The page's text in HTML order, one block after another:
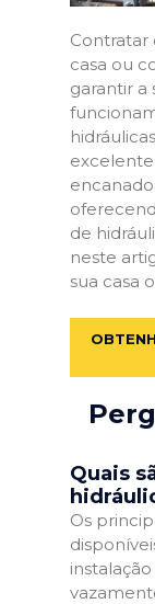
Contratar
casa ou
garantir a
de
neste
sua casa
Quais
Os